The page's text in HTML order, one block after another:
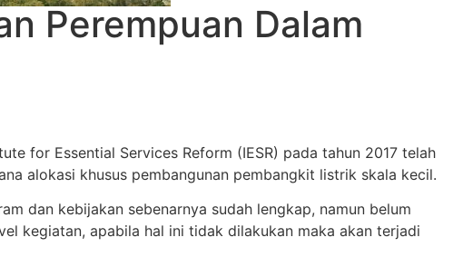
Perempuan Dalam
for Essential Services Reform (IESR) pada tahun 2017 telah
alokasi khusus pembangunan pembangkit listrik skala kecil.
dan kebijakan sebenarnya sudah lengkap, namun belum
kegiatan, apabila hal ini tidak dilakukan maka akan terjadi